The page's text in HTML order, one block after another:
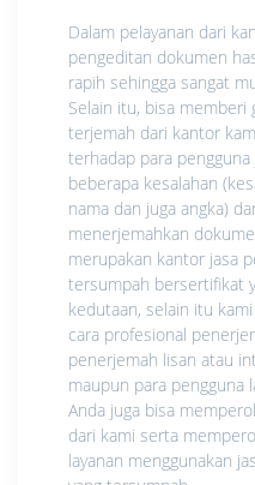
Dalam pelayanan dari
pengeditan dokumen
rapih sehingga sangat
Selain itu, bisa memberi
terjemah dari kantor
terhadap para
beberapa kesalahan
nama dan juga angka)
menerjemahkan
merupakan kantor jasa
tersumpah bersertifikat
kedutaan, selain itu
cara profesional
penerjemah lisan atau
maupun para pengguna
Anda juga bisa
dari kami serta
layanan menggunakan